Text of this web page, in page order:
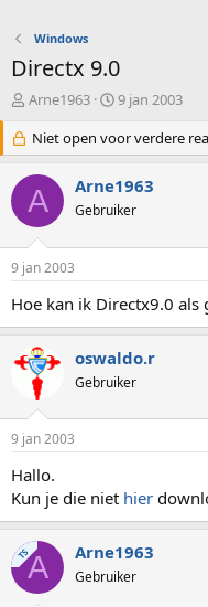
Windows
Directx 9.0
O
d
e
r
w
e
s
t
a
t
e
Arne1963
S
a
r
t
d
a
m
9 jan 2003
Niet open voor verdere
A Arne1963
Gebruiker
9 jan 2003
Hoe kan ik Directx9.0 als
oswaldo.r
Gebruiker
9 jan 2003
Hallo.
Kun je die niet hier
TSA Arne1963
Gebruiker